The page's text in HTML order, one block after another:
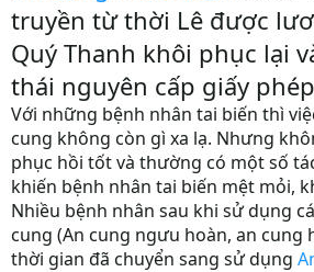
truyền từ thời Lê được
Quý Thanh khôi phục lại
thái nguyên cấp giấy
Với những bệnh nhân tai biến thì
cung không còn gì xa lạ. Nhưng
phục hồi tốt và thường có một số
khiến bệnh nhân tai biến mệt mỏi,
Nhiều bệnh nhân sau khi sử dụng
cung (An cung ngưu hoàn, an cung
thời gian đã chuyển sang sử dụng